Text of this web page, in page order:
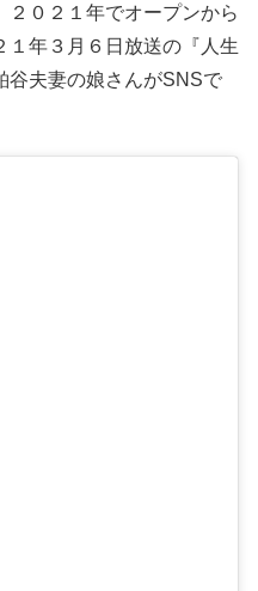
２０２１年でオープンから
１年３月６日放送の『人生
谷夫妻の娘さんがSNSで